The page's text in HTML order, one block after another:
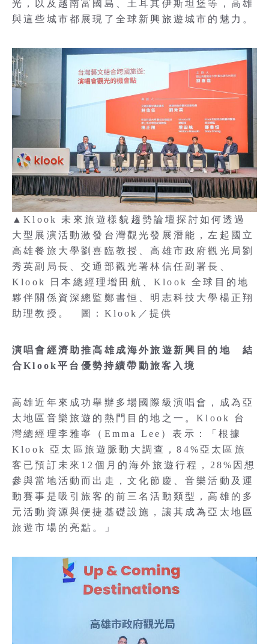
光，以及越南富國島、土耳其伊斯坦堡等，高雄
與這些城市都展現了全球新興旅遊城市的魅力。
▲Klook 未來旅遊樣貌趨勢論壇探討如何透過
大型展演活動激發台灣觀光發展潛能，左起國立
高雄餐旅大學劉喜臨教授、高雄市政府觀光局劉
秀英副局長、交通部觀光署林信任副署長、
Klook 日本總經理增田航、Klook 全球目的地
夥伴關係資深總監鄭書恒、明志科技大學楊正翔
助理教授。 圖：Klook／提供
演唱會經濟助推高雄成海外旅遊新興目的地 結
合Klook平台優勢持續帶動旅客入境
高雄近年來成功舉辦多場國際級演唱會，成為亞
太地區音樂旅遊的熱門目的地之一。Klook 台
灣總經理李雅寧（Emma Lee）表示：「根據
Klook 亞太區旅遊脈動大調查，84%亞太區旅
客已預訂未來12個月的海外旅遊行程，28%因想
參與當地活動而出走，文化節慶、音樂活動及運
動賽事是吸引旅客的前三名活動類型，高雄的多
元活動資源與便捷基礎設施，讓其成為亞太地區
旅遊市場的亮點。」